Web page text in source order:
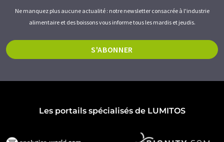
Ne manquez plus aucune actualité : notre newsletter consacrée à l'industrie
alimentaire et des boissons vous informe tous les mardis et jeudis.
S'ABONNER
Les portails spécialisés de LUMITOS